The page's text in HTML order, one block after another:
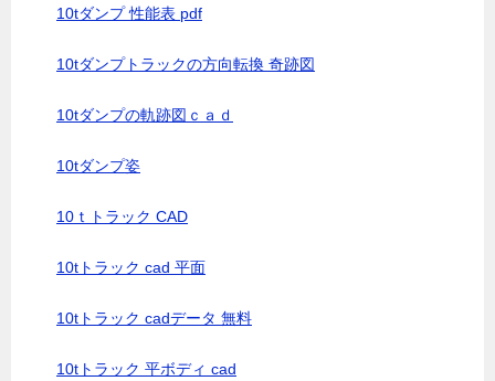
10tダンプ 性能表 pdf
10tダンプトラックの方向転換 奇跡図
10tダンプの軌跡図ｃａｄ
10tダンプ姿
10ｔトラック CAD
10tトラック cad 平面
10tトラック cadデータ 無料
10tトラック 平ボディ cad